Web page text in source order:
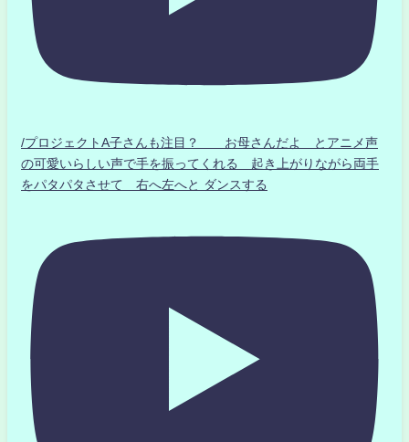
/プロジェクトA子さんも注目？ お母さんだよ とアニメ声
の可愛いらしい声で手を振ってくれる 起き上がりながら両手
をパタパタさせて 右へ左へと ダンスする